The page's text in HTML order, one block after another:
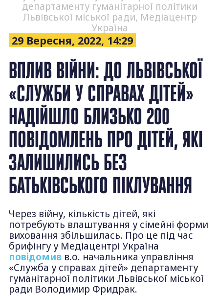
департаменту гуманітарної політики
Львівської міської ради, Медіацентр
Україна
29 Вересня, 2022, 14:29
ВПЛИВ ВІЙНИ: ДО ЛЬВІВСЬКОЇ
«СЛУЖБИ У СПРАВАХ ДІТЕЙ»
НАДІЙШЛО БЛИЗЬКО 200
ПОВІДОМЛЕНЬ ПРО ДІТЕЙ, ЯКІ
ЗАЛИШИЛИСЬ БЕЗ
БАТЬКІВСЬКОГО ПІКЛУВАННЯ
Через війну, кількість дітей, які
потребують влаштування у сімейні форми
виховання збільшилась. Про це під час
брифінгу у Медіацентрі Україна
повідомив в.о. начальника управління
«Служба у справах дітей» департаменту
гуманітарної політики Львівської міської
ради Володимир Фридрак.